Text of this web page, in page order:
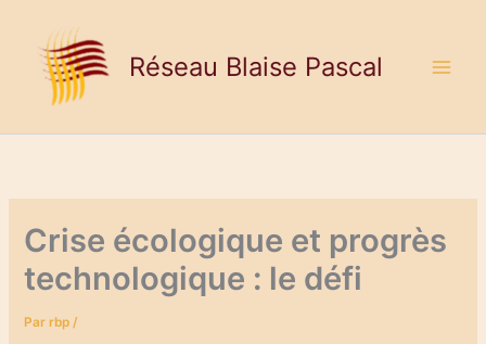
contenu
Réseau Blaise Pascal
Crise écologique et progrès
technologique : le défi
Parrbp/